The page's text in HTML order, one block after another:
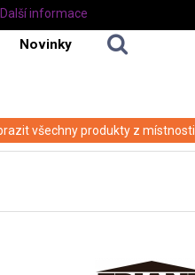
Novinky
všechny produkty z
Další informace